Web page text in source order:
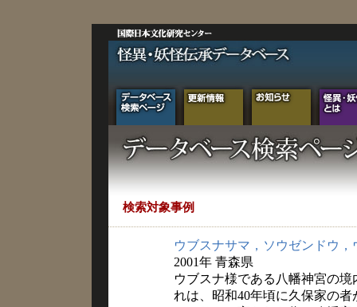
検索対象事例
ウブスナサマ，ソウゼンドウ，
2001年 青森県
ウブスナ様である八幡神宮の
れは、昭和40年頃に久保家の